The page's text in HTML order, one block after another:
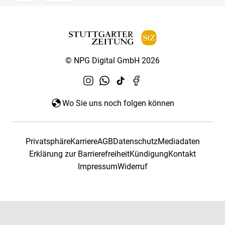
© NPG Digital GmbH 2026
Wo Sie uns noch folgen können
PrivatsphäreKarriereAGBDatenschutzMediadaten
Erklärung zur BarrierefreiheitKündigungKontakt
ImpressumWiderruf